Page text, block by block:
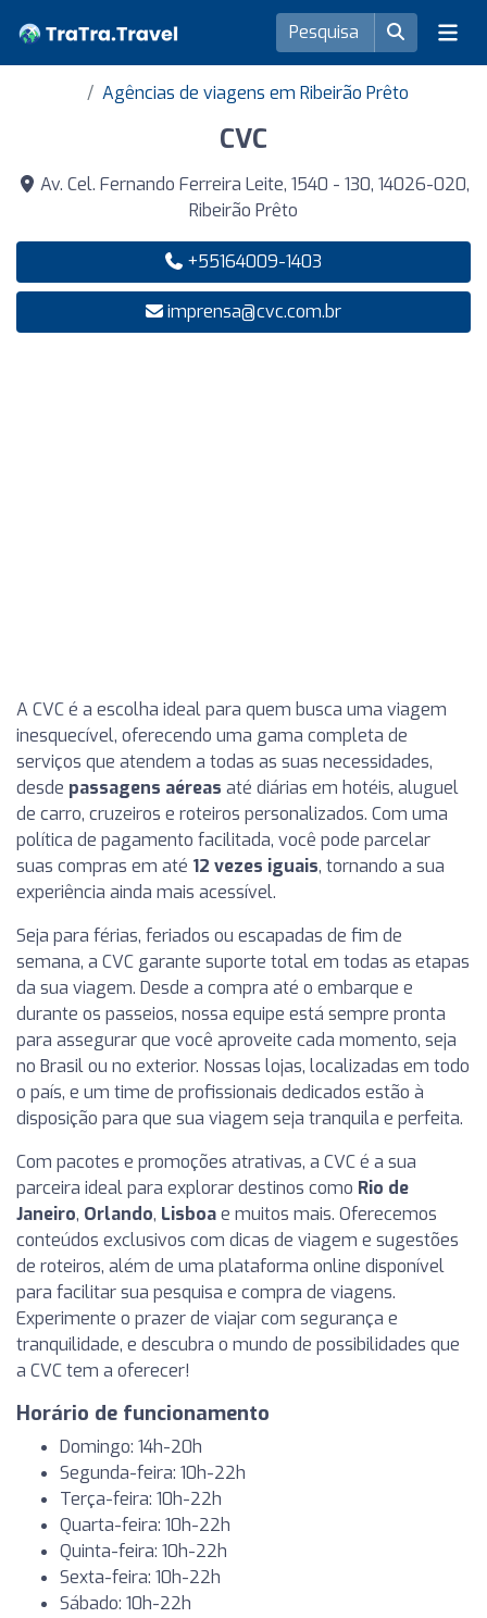
Agências de viagens em Ribeirão Prêto
CVC
Av. Cel. Fernando Ferreira Leite, 1540 - 130, 14026-020,
Ribeirão Prêto
+55164009-1403
imprensa@cvc.com.br
A CVC é a escolha ideal para quem busca uma viagem
inesquecível, oferecendo uma gama completa de
serviços que atendem a todas as suas necessidades,
desde passagens aéreas até diárias em hotéis, aluguel
de carro, cruzeiros e roteiros personalizados. Com uma
política de pagamento facilitada, você pode parcelar
suas compras em até 12 vezes iguais, tornando a sua
experiência ainda mais acessível.
Seja para férias, feriados ou escapadas de fim de
semana, a CVC garante suporte total em todas as etapas
da sua viagem. Desde a compra até o embarque e
durante os passeios, nossa equipe está sempre pronta
para assegurar que você aproveite cada momento, seja
no Brasil ou no exterior. Nossas lojas, localizadas em todo
o país, e um time de profissionais dedicados estão à
disposição para que sua viagem seja tranquila e perfeita.
Com pacotes e promoções atrativas, a CVC é a sua
parceira ideal para explorar destinos como Rio de
Janeiro, Orlando, Lisboae muitos mais. Oferecemos
conteúdos exclusivos com dicas de viagem e sugestões
de roteiros, além de uma plataforma online disponível
para facilitar sua pesquisa e compra de viagens.
Experimente o prazer de viajar com segurança e
tranquilidade, e descubra o mundo de possibilidades que
a CVC tem a oferecer!
Horário de funcionamento
Domingo: 14h-20h
Segunda-feira: 10h-22h
Terça-feira: 10h-22h
Quarta-feira: 10h-22h
Quinta-feira: 10h-22h
Sexta-feira: 10h-22h
Sábado: 10h-22h